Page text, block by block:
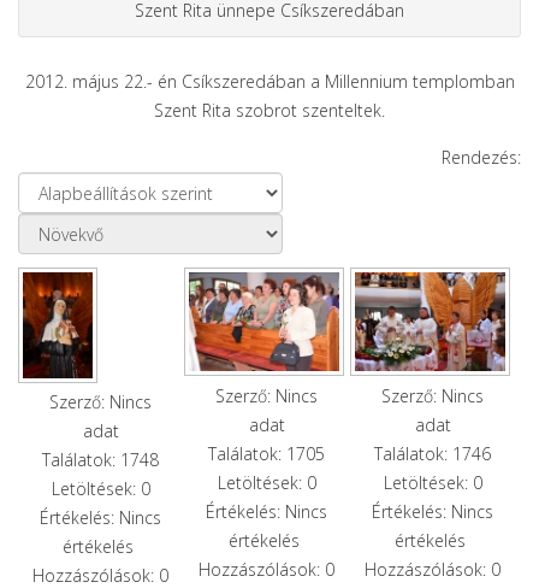
Szent Rita ünnepe Csíkszeredában
2012. május 22.- én Csíkszeredában a Millennium templomban
Szent Rita szobrot szenteltek.
Rendezés:
Szerző: Nincs
adat
Találatok: 1748
Letöltések: 0
Értékelés: Nincs
értékelés
Hozzászólások: 0
Szerző: Nincs
adat
Találatok: 1705
Letöltések: 0
Értékelés: Nincs
értékelés
Hozzászólások: 0
Szerző: Nincs
adat
Találatok: 1746
Letöltések: 0
Értékelés: Nincs
értékelés
Hozzászólások: 0